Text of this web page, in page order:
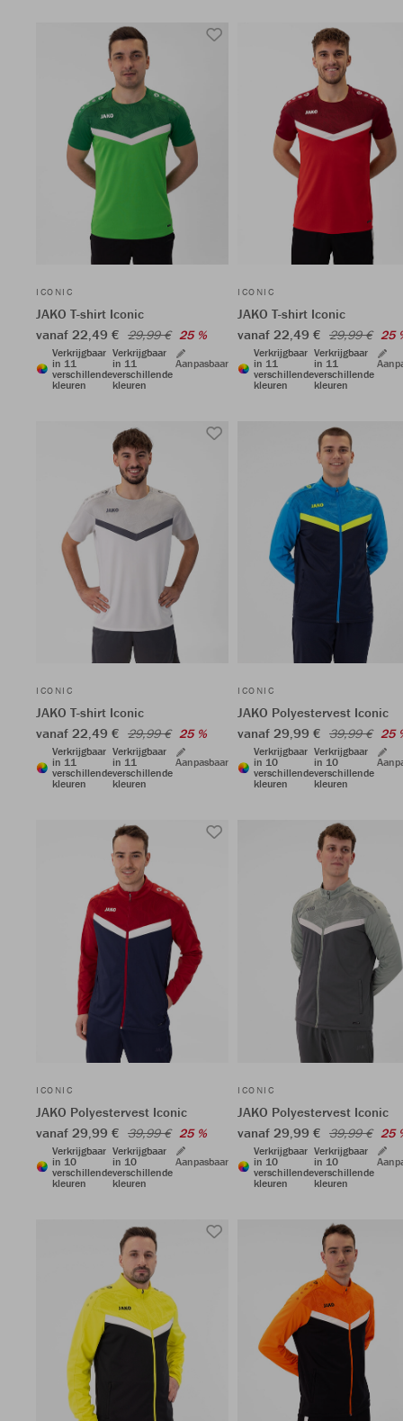
ICONIC
JAKO T-shirt Iconic
vanaf 22,49 € 29,99 € 25 %
Verkrijgbaar
in 11
verschillende
kleuren
Verkrijgbaar
in 11
verschillende
kleuren
Aanpasbaar
ICONIC
JAKO T-shirt Iconic
vanaf 22,49 € 29,99 € 25
Verkrijgbaar
in 11
verschillende
kleuren
Verkrijgbaar
in 11
verschillende
kleuren
ICONIC
JAKO T-shirt Iconic
vanaf 22,49 € 29,99 € 25 %
Verkrijgbaar
in 11
verschillende
kleuren
Verkrijgbaar
in 11
verschillende
kleuren
Aanpasbaar
ICONIC
JAKO Polyestervest Iconic
vanaf 29,99 € 39,99 € 25
Verkrijgbaar
in 10
verschillende
kleuren
Verkrijgbaar
in 10
verschillende
kleuren
ICONIC
JAKO Polyestervest Iconic
vanaf 29,99 € 39,99 € 25 %
Verkrijgbaar
in 10
verschillende
kleuren
Verkrijgbaar
in 10
verschillende
kleuren
Aanpasbaar
ICONIC
JAKO Polyestervest Iconic
vanaf 29,99 € 39,99 € 25
Verkrijgbaar
in 10
verschillende
kleuren
Verkrijgbaar
in 10
verschillende
kleuren